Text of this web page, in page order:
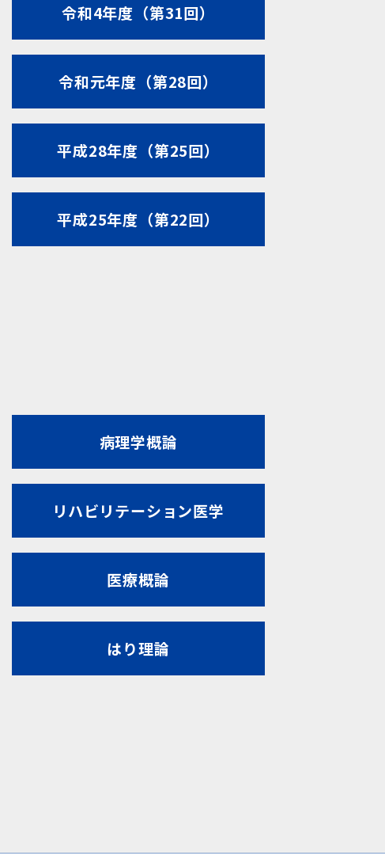
令和4年度（第31回）
令和元年度（第28回）
平成28年度（第25回）
平成25年度（第22回）
病理学概論
リハビリテーション医学
医療概論
はり理論